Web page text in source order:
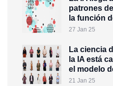
patrones
la función
27 Jan 25
La ciencia
la IA está
el modelo
21 Jan 25